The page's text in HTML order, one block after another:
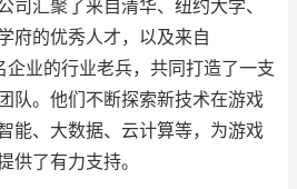
府的优秀人才，以及来自
业的行业老兵，共同打造了一支
队。他们不断探索新技术在游戏
能、大数据、云计算等，为游戏
供了有力支持。